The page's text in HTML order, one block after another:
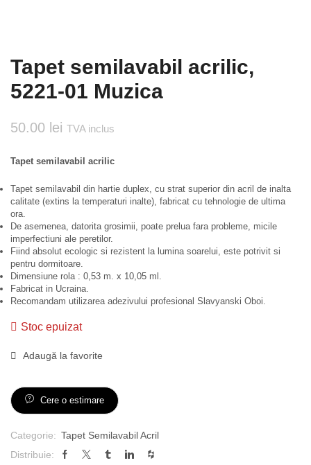
Tapet semilavabil acrilic,
5221-01 Muzica
50.00 lei TVA inclus
Tapet semilavabil acrilic
Tapet semilavabil din hartie duplex, cu strat superior din acril de inalta
calitate (extins la temperaturi inalte), fabricat cu tehnologie de ultima
ora.
De asemenea, datorita grosimii, poate prelua fara probleme, micile
imperfectiuni ale peretilor.
Fiind absolut ecologic si rezistent la lumina soarelui, este potrivit si
pentru dormitoare.
Dimensiune rola : 0,53 m. x 10,05 ml.
Fabricat in Ucraina.
Recomandam utilizarea adezivului profesional Slavyanski Oboi.
Stoc epuizat
Adaugă la favorite
Cere o estimare
Categorie: Tapet Semilavabil Acril
Distribuie: